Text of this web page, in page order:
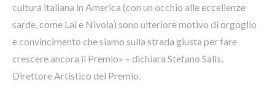
cultura italiana in America (con un occhio alle eccellenze
sarde, come Lai e Nivola) sono ulteriore motivo di orgoglio
e convincimento che siamo sulla strada giusta per fare
crescere ancora il Premio» – dichiara Stefano Salis,
Direttore Artistico del Premio.